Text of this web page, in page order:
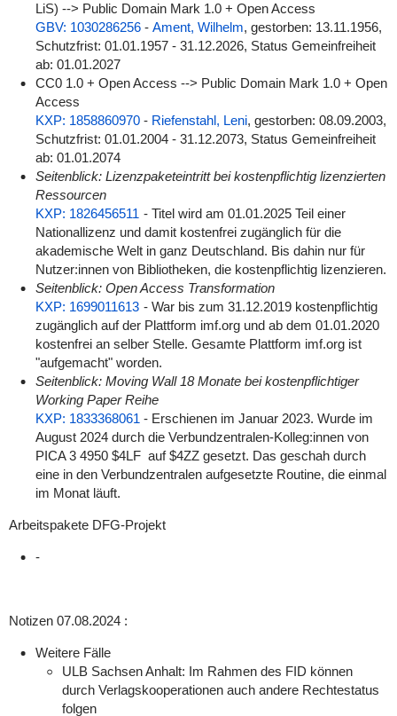
LiS) --> Public Domain Mark 1.0 + Open Access
GBV: 1030286256- Ament, Wilhelm, gestorben: 13.11.1956,
Schutzfrist: 01.01.1957 - 31.12.2026, Status Gemeinfreiheit
ab: 01.01.2027
CC0 1.0 + Open Access --> Public Domain Mark 1.0 + Open
Access
KXP: 1858860970- Riefenstahl, Leni, gestorben: 08.09.2003,
Schutzfrist: 01.01.2004 - 31.12.2073, Status Gemeinfreiheit
ab: 01.01.2074
Seitenblick: Lizenzpaketeintritt bei kostenpflichtig lizenzierten
Ressourcen
KXP: 1826456511 - Titel wird am 01.01.2025 Teil einer
Nationallizenz und damit kostenfrei zugänglich für die
akademische Welt in ganz Deutschland. Bis dahin nur für
Nutzer:innen von Bibliotheken, die kostenpflichtig lizenzieren.
Seitenblick: Open Access Transformation
KXP: 1699011613 - War bis zum 31.12.2019 kostenpflichtig
zugänglich auf der Plattform imf.org und ab dem 01.01.2020
kostenfrei an selber Stelle. Gesamte Plattform imf.org ist
"aufgemacht" worden.
Seitenblick: Moving Wall 18 Monate bei kostenpflichtiger
Working Paper Reihe
KXP: 1833368061 - Erschienen im Januar 2023. Wurde im
August 2024 durch die Verbundzentralen-Kolleg:innen von
PICA 3 4950 $4LFauf$4ZZgesetzt. Das geschah durch
eine in den Verbundzentralen aufgesetzte Routine, die einmal
im Monat läuft.
Arbeitspakete DFG-Projekt
-
Notizen 07.08.2024:
Weitere Fälle
ULB Sachsen Anhalt: Im Rahmen des FID können
durch Verlagskooperationen auch andere Rechtestatus
folgen